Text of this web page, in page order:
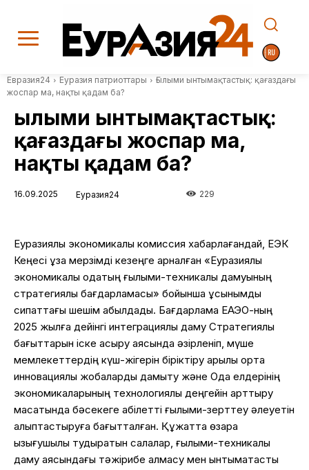
Евразия24 Еуразия патриоттары
Ғылыми ынтымақтастық: қағаздағы
жоспар ма, нақты қадам ба?
Ғылыми ынтымақтастық:
қағаздағы жоспар ма,
нақты қадам ба?
16.09.2025 Еуразия24 229
Еуразиялық экономикалық комиссия хабарлағандай, ЕЭК
Кеңесі ұзақ мерзімді кезеңге арналған «Еуразиялық
экономикалық одақтың ғылыми-техникалық дамуының
стратегиялық бағдарламасы» бойынша ұсынымдық
сипаттағы шешім қабылдады. Бағдарлама ЕАЭО-ның
2025 жылға дейінгі интеграциялық даму Стратегиялық
бағыттарын іске асыру аясында әзірленіп, мүше
мемлекеттердің күш-жігерін біріктіру арқылы ортақ
инновациялық жобаларды дамыту және Одақ елдерінің
экономикаларының технологиялық деңгейін арттыру
мақсатында бәсекеге қабілетті ғылыми-зерттеу әлеуетін
қалыптастыруға бағытталған. Құжатта өзара
қызығушылық тудыратын салалар, ғылыми-техникалық
даму аясындағы тәжірибе алмасу мен ынтымақтастық